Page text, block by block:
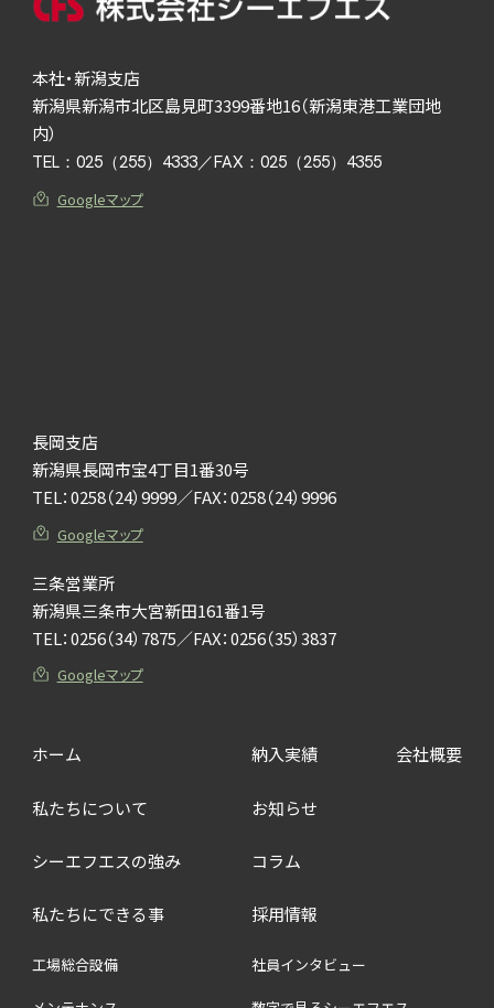
本社・新潟支店
新潟県新潟市北区島見町3399番地16（新潟東港工業団地
内）
TEL：025（255）4333／FAX：025（255）4355
Googleマップ
長岡支店
新潟県長岡市宝4丁目1番30号
TEL：0258（24）9999／FAX：0258（24）9996
Googleマップ
三条営業所
新潟県三条市大宮新田161番1号
TEL：0256（34）7875／FAX：0256（35）3837
Googleマップ
ホーム
私たちについて
シーエフエスの強み
納入実績
お知らせ
コラム
会社概要
私たちにできる事
工場総合設備
採用情報
社員インタビュー